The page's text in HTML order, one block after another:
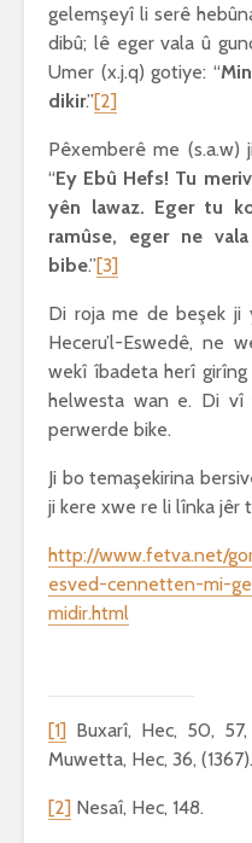
gelemşeyî li serê
dibû; lê eger vala û
Umer (x.j.q) gotiye: “
dikir.”[2]
Pêxemberê me (s.a.w)
“Ey Ebû Hefs! Tu
yên lawaz. Eger tu
ramûse, eger ne
bibe.”[3]
Di roja me de beşek ji
Heceru’l-Eswedê, ne
wekî îbadeta herî
helwesta wan e. Di vî
perwerde bike.
Ji bo temaşekirina
ji kere xwe re li lînka jêr
http://www.fetva.net/
esved-cennetten-mi-
midir.html
[1] Buxarî, Hec, 50,
Muwetta, Hec, 36, (1367).
[2] Nesaî, Hec, 148.